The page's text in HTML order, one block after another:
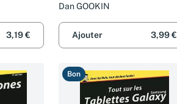
3,19 €
Dan GOOKIN
Ajouter 3,99 €
Bon